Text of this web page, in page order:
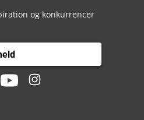
og konkurrencer